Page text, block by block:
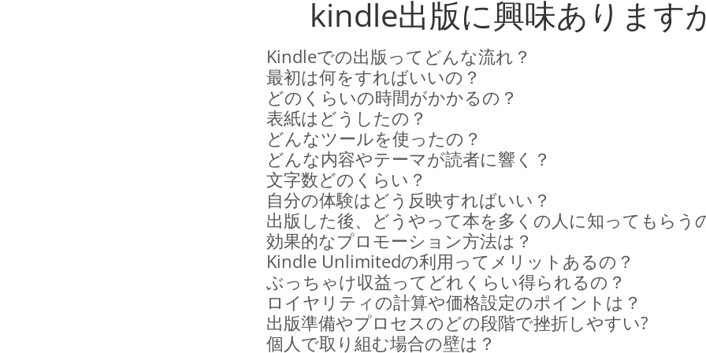
kindle出版に興味あります
Kindleでの出版ってどんな流れ？
最初は何をすればいいの？
どのくらいの時間がかかるの？
表紙はどうしたの？
どんなツールを使ったの？
どんな内容やテーマが読者に響く？
文字数どのくらい？
自分の体験はどう反映すればいい？
出版した後、どうやって本を多くの人に知ってもらう
効果的なプロモーション方法は？
Kindle Unlimitedの利用ってメリットあるの？
ぶっちゃけ収益ってどれくらい得られるの？
ロイヤリティの計算や価格設定のポイントは？
出版準備やプロセスのどの段階で挫折しやすい?
個人で取り組む場合の壁は？